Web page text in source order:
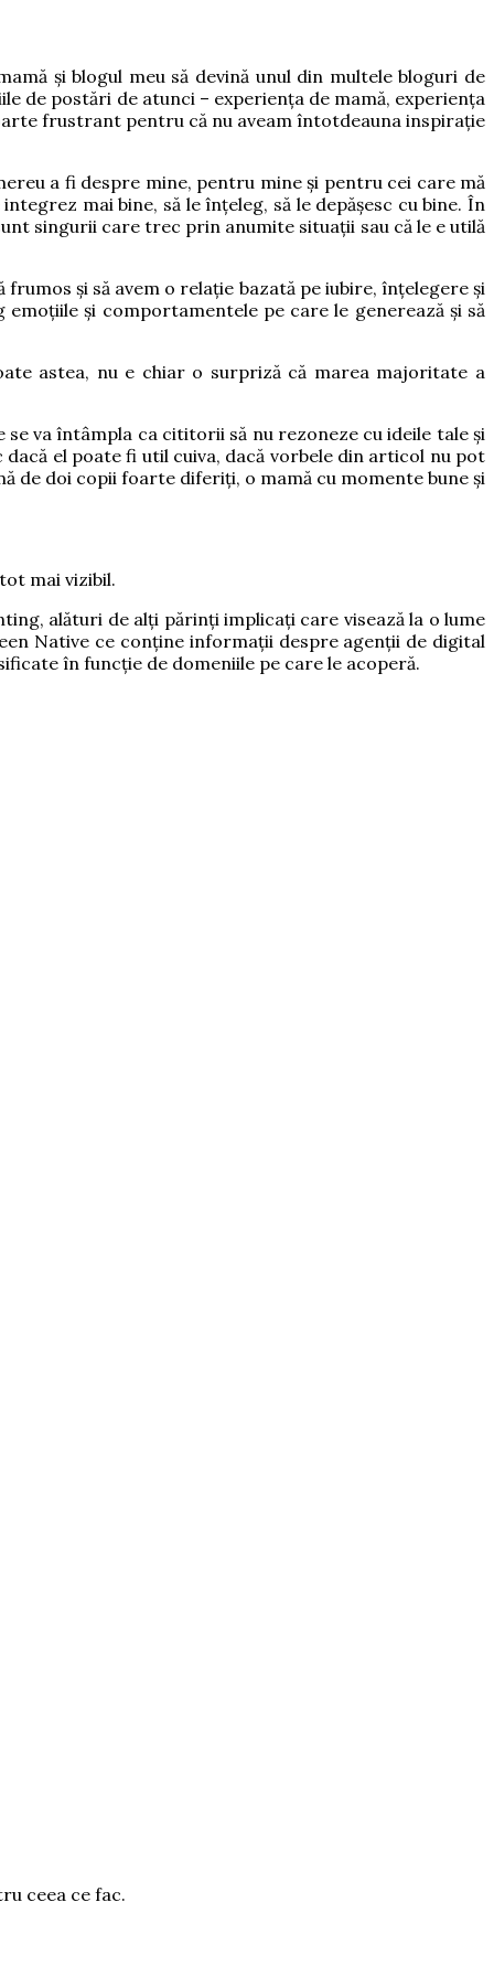
și blogul meu să devină unul din multele bloguri de
de postări de atunci – experiența de mamă, experiența
frustrant pentru că nu aveam întotdeauna inspirație
a fi despre mine, pentru mine și pentru cei care mă
mai bine, să le înțeleg, să le depășesc cu bine. În
singurii care trec prin anumite situații sau că le e utilă
și să avem o relație bazată pe iubire, înțelegere și
și comportamentele pe care le generează și să
astea, nu e chiar o surpriză că marea majoritate a
va întâmpla ca cititorii să nu rezoneze cu ideile tale și
el poate fi util cuiva, dacă vorbele din articol nu pot
de doi copii foarte diferiți, o mamă cu momente bune și
mai vizibil.
alături de alți părinți implicați care visează la o lume
Native ce conține informații despre agenții de digital
în funcție de domeniile pe care le acoperă.
ceea ce fac.